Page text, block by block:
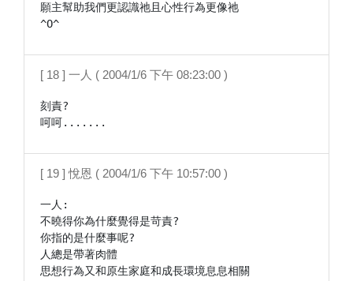
願主幫助我們更認識祂且心性行為更像祂
[ 18 ] 一人 ( 2004/1/6 下午 08:23:00 )
刻責?
[ 19 ] 悅恩 ( 2004/1/6 下午 10:57:00 )
一人:
不曉得你為什麼覺得是苛責?
你指的是什麼事呢?
人總是帶著肉體
思想行為又和原生家庭和成長環境息息相關